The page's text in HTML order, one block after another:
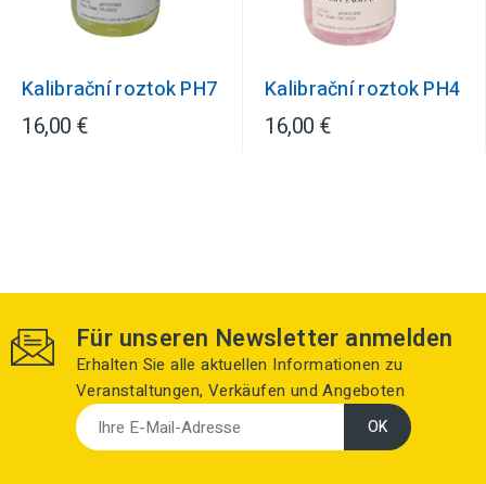
Kalibrační roztok PH7
16,00 €
Kalibrační roztok PH4
16,00 €
Für unseren Newsletter anmelden
Erhalten Sie alle aktuellen Informationen zu
Veranstaltungen, Verkäufen und Angeboten